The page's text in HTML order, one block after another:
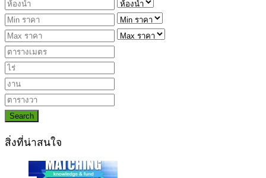
Search
สิ่งที่น่าสนใจ